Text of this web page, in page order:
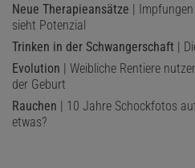
Neue Therapieansätze |
sieht Potenzial
Trinken in der Schwangerschaft |
Evolution | Weibliche Rentiere
der Geburt
Rauchen | 10 Jahre Schockfotos
etwas?